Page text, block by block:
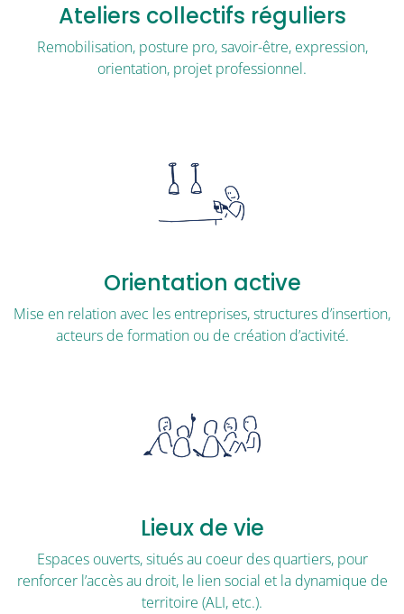
Ateliers collectifs réguliers
Remobilisation, posture pro, savoir-être, expression,
orientation, projet professionnel.
Orientation active
Mise en relation avec les entreprises, structures d’insertion,
acteurs de formation ou de création d’activité.
Lieux de vie
Espaces ouverts, situés au coeur des quartiers, pour
renforcer l’accès au droit, le lien social et la dynamique de
territoire (ALI, etc.).